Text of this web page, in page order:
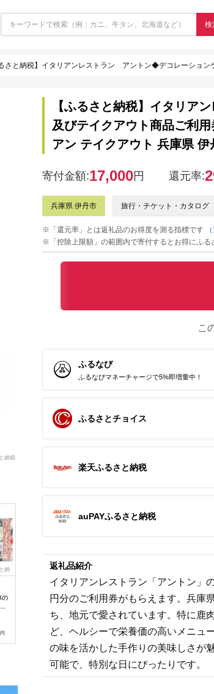
検
さと納税】イタリアンレストラン アントン◆デコレーションケーキ及びテイ
納税
納
の
道
円
出典：dショッピングふ
るさと納税
岐阜県 可児市
富士カントリー可児ク
円分）【0018-007】
5.0
寄付金額:500,000円
税
静岡県 伊東市
伊東園ホテル・伊東園
テル松川館 ご宿泊券
分:GAタイプ)
5.0
寄付金額:30,000円
神奈川
159-
F（
菜 手
お土産
お歳
寄付金
【ふるさと納税】イタリア
及びテイクアウト商品ご利
アン テイクアウト 兵庫県 伊
寄付金額:17,000円 還元率:
兵庫県 伊丹市 旅行・チケット・カタログ
※「還元率」とは返礼品のお得度を測る指標です
※「控除上限額」の範囲内で寄付するとお得にふる
こ
ふるなび
ふるなびマネーチャージで5%即増量中！
ふるさとチョイス
楽天ふるさと納税
auPAYふるさと納税
返礼品紹介
イタリアンレストラン「アントン」
円分のご利用券がもらえます。兵庫
ち、地元で愛されています。特に鹿
ど、ヘルシーで栄養価の高いメニュ
の味を活かした手作りの美味しさが
可能で、特別な日にぴったりです。